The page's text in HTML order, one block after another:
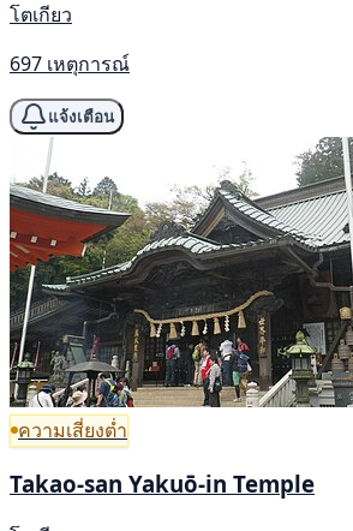
โตเกียว
697 เหตุการณ์
แจ้งเตือน
ความเสี่ยงต่ำ
Takao-san Yakuō-in Temple